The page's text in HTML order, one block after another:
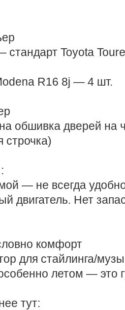
стандарт Toyota
R16 8j — 4 шт.
обшивка дверей на
строчка)
— не всегда
двигатель. Нет
комфорт
для стайлинга/
летом — это
тут: